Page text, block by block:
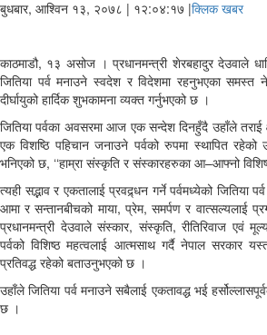
बुधबार, आश्विन १३, २०७८ | १२:०४:१७ |क्लिक खबर
काठमाडौ, १३ असोज । प्रधानमन्त्री शेरबहादुर देउवाले
जितिया पर्व मनाउने स्वदेश र विदेशमा रहनुभएका समस्त
दीर्घायुको हार्दिक शुभकामना व्यक्त गर्नुभएको छ ।
जितिया पर्वका अवसरमा आज एक सन्देश दिनहुँदै उहाँले तराई
एक विशष्ठि पहिचान जनाउने पर्वको रुपमा स्थापित
भनिएको छ, ‘‘हाम्रा संस्कृति र संस्कारहरुका आ–आफ्नो
त्यही सद्भाव र एकतालाई प्रवद्र्धन गर्ने पर्वमध्येको जितिया
आमा र सन्तानबीचको माया, प्रेम, समर्पण र वात्सल्यलाई
प्रधानमन्त्री देउवाले संस्कार, संस्कृति, रीतिरिवाज एवं
पर्वको विशिष्ठ महत्वलाई आत्मसाथ गर्दै नेपाल सरकार
प्रतिवद्ध रहेको बताउनुभएको छ ।
उहाँले जितिया पर्व मनाउने सबैलाई एकतावद्ध भई
छ ।